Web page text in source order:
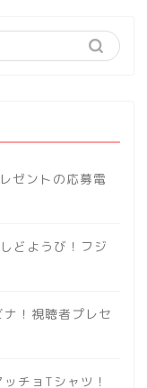
ゼントの応募電
どようび！フジ
！視聴者プレセ
チョTシャツ！